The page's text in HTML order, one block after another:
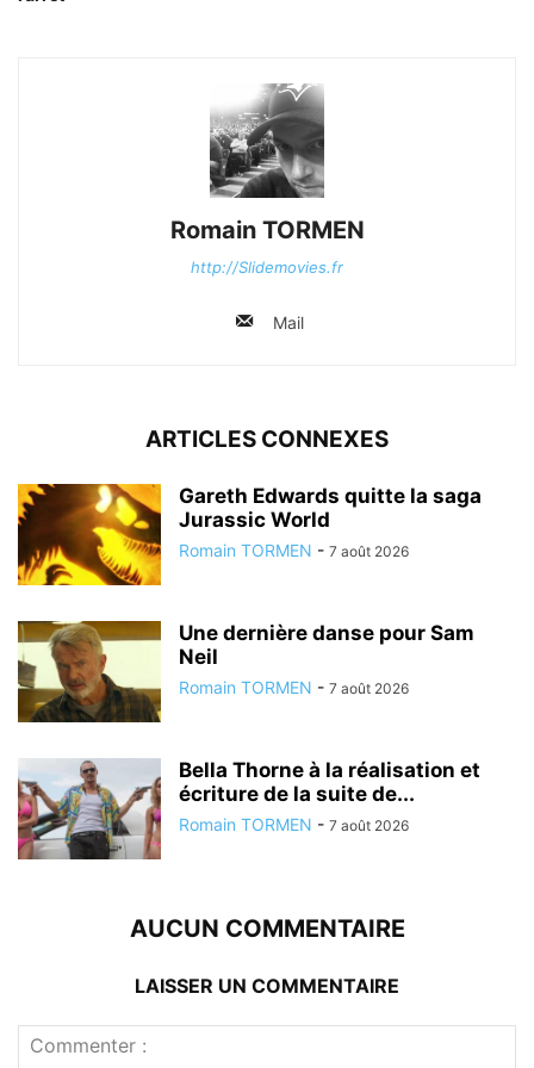
Romain TORMEN
http://Slidemovies.fr
Mail
ARTICLES CONNEXES
Gareth Edwards quitte la saga
Jurassic World
Romain TORMEN - 7 août 2026
Une dernière danse pour Sam
Neil
Romain TORMEN - 7 août 2026
Bella Thorne à la réalisation et
écriture de la suite de...
Romain TORMEN - 7 août 2026
AUCUN COMMENTAIRE
LAISSER UN COMMENTAIRE